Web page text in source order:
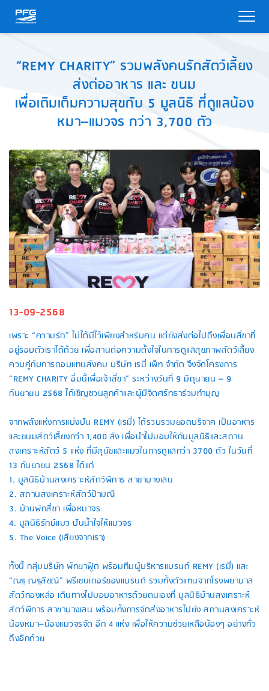
“REMY CHARITY” รวมพลังคนรักสัตว์เลี้ยง
ส่งต่ออาหาร และ ขนม
เพื่อเติมเต็มความสุขกับ 5 มูลนิธิ ที่ดูแลน้อง
หมา–แมวจร กว่า 3,700 ตัว
13-09-2568
เพราะ “ความรัก” ไม่ได้มีไว้เพียงสำหรับคน แต่ยังส่งต่อไปถึงเพื่อนสี่ขาที่
อยู่รอบตัวเราได้ด้วย เพื่อสานต่อความตั้งใจในการดูแลสุขภาพสัตว์เลี้ยง
ควบคู่กับการตอบแทนสังคม บริษัท เรมี่ เพ็ท จำกัด จึงจัดโครงการ
“REMY CHARITY อิ่มนี้เพื่อเจ้าสี่ขา” ระหว่างวันที่ 9 มิถุนายน – 9
กันยายน 2568 ได้เชิญชวนลูกค้าและผู้มีจิตศรัทธาร่วมทำบุญ
จากพลังแห่งการแบ่งปัน REMY (เรมี่) ได้รวบรวมยอดบริจาค เป็นอาหาร
และขนมสัตว์เลี้ยงกว่า 1,400 ลัง เพื่อนำไปมอบให้กับมูลนิธิและสถาน
สงเคราะห์สัตว์ 5 แห่ง ที่มีสุนัขและแมวในการดูแลกว่า 3700 ตัว ในวันที่
13 กันยายน 2568 ได้แก่
1. มูลนิธิบ้านสงเคราะห์สัตว์พิการ สาขาบางเลน
2. สถานสงเคราะห์สัตว์ป้ามณี
3. บ้านพักสี่ขา เพื่อหมาจร
4. มูลนิธิรักษ์แมว ปันน้ำใจให้แมวจร
5. The Voice (เสียงจากเรา)
ทั้งนี้ กลุ่มบริษัท พัทยาฟู้ด พร้อมทีมผู้บริหารแบรนด์ REMY (เรมี่) และ
“ณฐ ณฐสิชณ์” พรีเซนเตอร์ของแบรนด์ รวมทั้งตัวแทนจากโรงพยาบาล
สัตว์ทองหล่อ เดินทางไปมอบอาหารด้วยตนเองที่ มูลนิธิบ้านสงเคราะห์
สัตว์พิการ สาขาบางเลน พร้อมทั้งการจัดส่งอาหารไปยัง สถานสงเคราะห์
น้องหมา–น้องแมวจรจัด อีก 4 แห่ง เพื่อให้ความช่วยเหลือน้องๆ อย่างทั่ว
ถึงอีกด้วย